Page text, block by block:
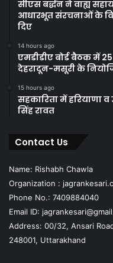
सीएस बर्द्धन ने वाह्य
आधारभूत संरचनाओं के
दिए
14 hours ago
एमडीडीए बोर्ड बैठक में
देहरादून-मसूरी के
15 hours ago
सहकारिता में हरियाणा
सिंह रावत
Contact Us
Name: Rishabh Chawla
Organization :
Phone No.: 7409884040
Email ID:
Address: 00/32, Ansari
248001, Uttarakhand